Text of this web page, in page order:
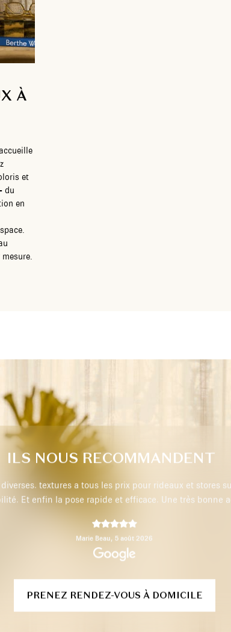
À
et
du
en
ILS NOUS RECOMMANDENT
textures a tous les prix pour rideaux et stores
Et enfin la pose rapide et efficace. Une très bonne
Marie Beau, 5 août 2026
PRENEZ RENDEZ-VOUS À DOMICILE